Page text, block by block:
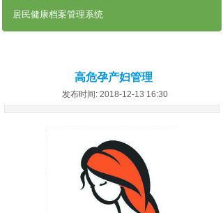
居民健康档案管理系统
高危孕产妇管理
发布时间: 2018-12-13 16:30